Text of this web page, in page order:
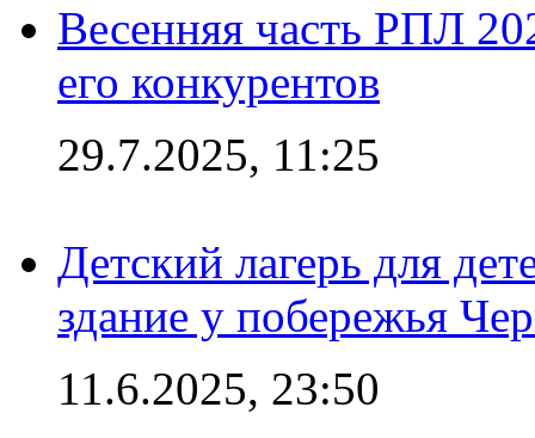
Весенняя часть РПЛ
его конкурентов
29.7.2025, 11:25
Детский лагерь для
здание у побережья
11.6.2025, 23:50